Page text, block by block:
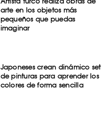
arte en los objetos más
pequeños que puedas
imaginar
Japoneses crean dinámico set
de pinturas para aprender los
colores de forma sencilla